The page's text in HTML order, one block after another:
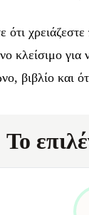
ότι
κλείσιμο για
βιβλίο και
Το
ΌΛΑ